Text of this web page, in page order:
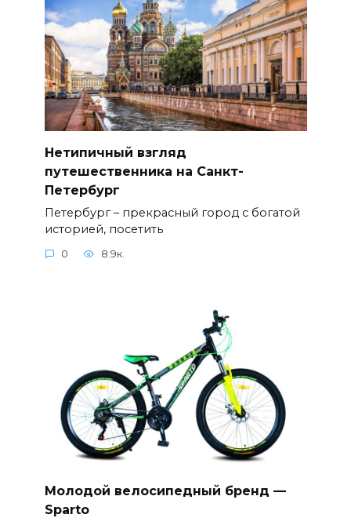
Нетипичный взгляд
путешественника на Санкт-
Петербург
Петербург – прекрасный город с богатой
историей, посетить
0 8.9к.
Молодой велосипедный бренд —
Sparto